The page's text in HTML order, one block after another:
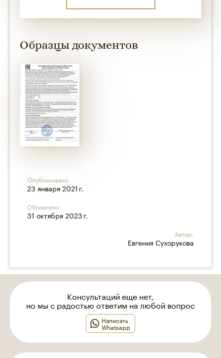
Образцы документов
Опубликовано:
23 января 2021 г.
Обновлено:
31 октября 2023 г.
Автор:
Евгения Сухорукова
Консультаций еще нет,
но мы с радостью ответим на любой вопрос
Написать
Whatsapp